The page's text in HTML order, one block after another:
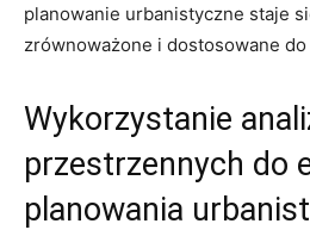
planowanie urbanistyczne staje
zrównoważone i⁤ dostosowane
Wykorzystanie
przestrzennych do
planowania